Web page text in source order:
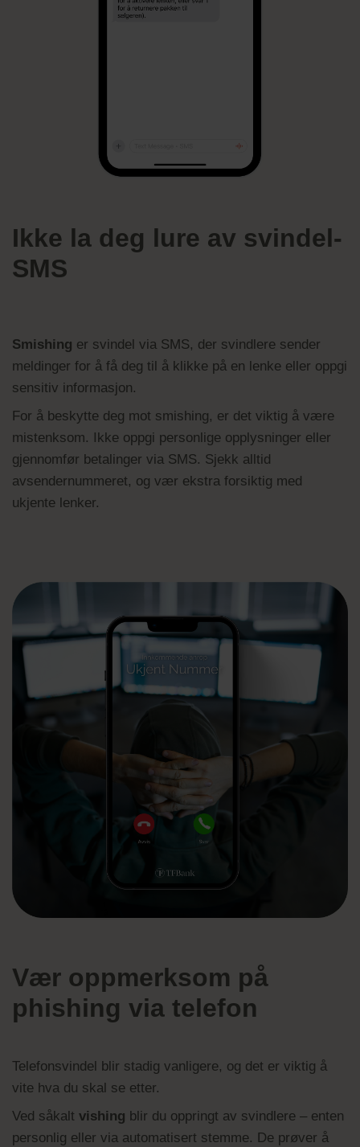
Ikke la deg lure av svindel-
SMS
Smishing er svindel via SMS, der svindlere sender
meldinger for å få deg til å klikke på en lenke eller oppgi
sensitiv informasjon.
For å beskytte deg mot smishing, er det viktig å være
mistenksom. Ikke oppgi personlige opplysninger eller
gjennomfør betalinger via SMS. Sjekk alltid
avsendernummeret, og vær ekstra forsiktig med
ukjente lenker.
Vær oppmerksom på
phishing via telefon
Telefonsvindel blir stadig vanligere, og det er viktig å
vite hva du skal se etter.
Ved såkalt vishing blir du oppringt av svindlere – enten
personlig eller via automatisert stemme. De prøver å